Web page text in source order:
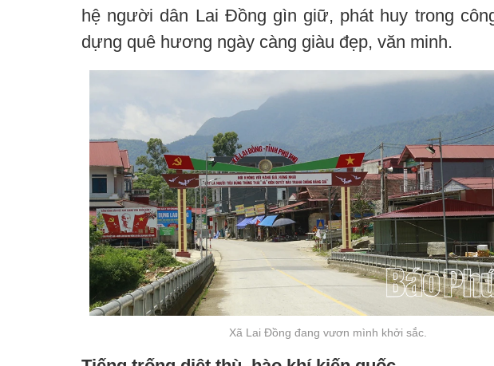
hệ người dân Lai Đồng gìn giữ, phát huy trong
dựng quê hương ngày càng giàu đẹp, văn minh.
Xã Lai Đồng đang vươn mình khởi sắc.